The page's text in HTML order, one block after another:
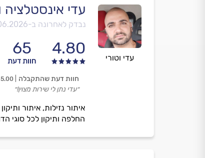
עדי וטורי
עדי אינסטלציה
נבדק לאחרונה ב-
4.80
65
חוות דעת
איתור נזילות, איתור
החלפה ותיקון לכל סוגי
חוות דעת שהתקבלה 5.00
״עדי נתן לי שירות מצוין!״